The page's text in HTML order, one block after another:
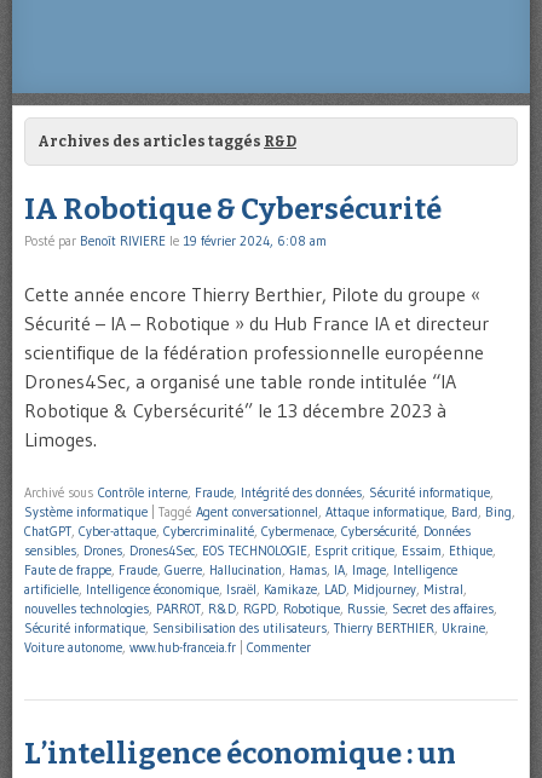
Archives des articles taggés R&D
IA Robotique & Cybersécurité
Posté par Benoît RIVIERE le 19 février 2024, 6:08 am
Cette année encore Thierry Berthier, Pilote du groupe «
Sécurité – IA – Robotique » du Hub France IA et directeur
scientifique de la fédération professionnelle européenne
Drones4Sec, a organisé une table ronde intitulée “IA
Robotique & Cybersécurité” le 13 décembre 2023 à
Limoges.
Archivé sous Contrôle interne, Fraude, Intégrité des données, Sécurité informatique,
Système informatique
Taggé Agent conversationnel, Attaque informatique, Bard, Bing,
ChatGPT, Cyber-attaque, Cybercriminalité, Cybermenace, Cybersécurité, Données
sensibles, Drones, Drones4Sec, EOS TECHNOLOGIE, Esprit critique, Essaim, Ethique,
Faute de frappe, Fraude, Guerre, Hallucination, Hamas, IA, Image, Intelligence
artificielle, Intelligence économique, Israël, Kamikaze, LAD, Midjourney, Mistral,
nouvelles technologies, PARROT, R&D, RGPD, Robotique, Russie, Secret des affaires,
Sécurité informatique, Sensibilisation des utilisateurs, Thierry BERTHIER, Ukraine,
Voiture autonome, www.hub-franceia.fr Commenter
L’intelligence économique : un